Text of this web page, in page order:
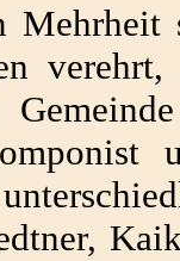
Mehrheit